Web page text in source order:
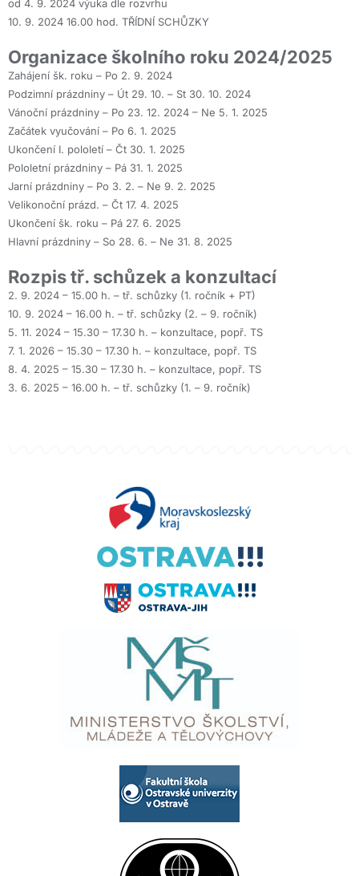
od 4. 9. 2024 výuka dle rozvrhu
10. 9. 2024 16.00 hod. TŘÍDNÍ SCHŮZKY
Organizace školního roku 2024/2025
Zahájení šk. roku – Po 2. 9. 2024
Podzimní prázdniny – Út 29. 10. – St 30. 10. 2024
Vánoční prázdniny – Po 23. 12. 2024 – Ne 5. 1. 2025
Začátek vyučování – Po 6. 1. 2025
Ukončení I. pololetí – Čt 30. 1. 2025
Pololetní prázdniny – Pá 31. 1. 2025
Jarní prázdniny – Po 3. 2. – Ne 9. 2. 2025
Velikonoční prázd. – Čt 17. 4. 2025
Ukončení šk. roku – Pá 27. 6. 2025
Hlavní prázdniny – So 28. 6. – Ne 31. 8. 2025
Rozpis tř. schůzek a konzultací
2. 9. 2024 – 15.00 h. – tř. schůzky (1. ročník + PT)
10. 9. 2024 – 16.00 h. – tř. schůzky (2. – 9. ročník)
5. 11. 2024 – 15.30 – 17.30 h. – konzultace, popř. TS
7. 1. 2026 – 15.30 – 17.30 h. – konzultace, popř. TS
8. 4. 2025 – 15.30 – 17.30 h. – konzultace, popř. TS
3. 6. 2025 – 16.00 h. – tř. schůzky (1. – 9. ročník)